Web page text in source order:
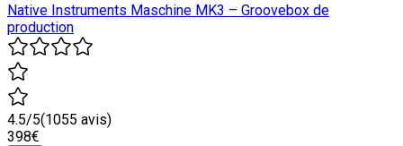
Native Instruments Maschine MK3 – Groovebox de
production
4.5/5(1055 avis)
398€